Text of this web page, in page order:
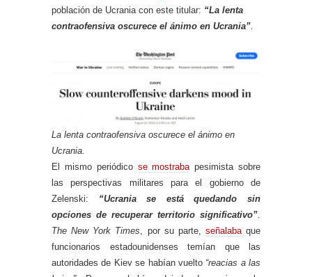
población de Ucrania con este titular: “La lenta
contraofensiva oscurece el ánimo en Ucrania”
La lenta contraofensiva oscurece el ánimo en
Ucrania.
El mismo periódico se mostrabapesimista sobre
las perspectivas militares para el gobierno de
Zelenski: “Ucrania se está quedando sin
opciones de recuperar territorio significativo”.
The New York Times, por su parte, señalabaque
funcionarios estadounidenses temían que las
autoridades de Kiev se habían vuelto “reacias a las